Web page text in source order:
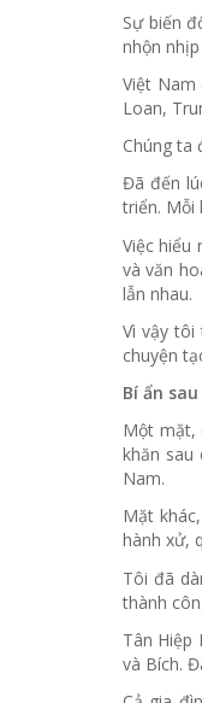
Sự biến
nhộn
Việt Nam
Loan,
Chúng ta
Đã đến
triển. Mỗi
Việc hiểu
và văn
lẫn nhau.
Vì vậy tôi
chuyện
Bí ẩn
Một mặt,
khăn sau
Nam.
Mặt
hành xử,
Tôi đã
thành
Tân Hiệp
và Bích.